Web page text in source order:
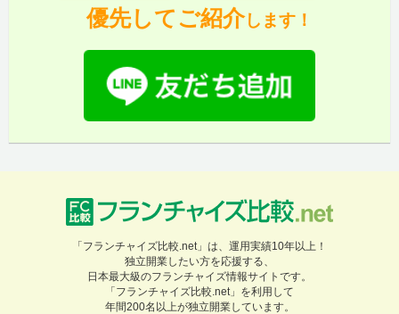
優先してご紹介します！
「フランチャイズ比較.net」は、運用実績10年以上！
独立開業したい方を応援する、
日本最大級のフランチャイズ情報サイトです。
「フランチャイズ比較.net」を利用して
年間200名以上が独立開業しています。